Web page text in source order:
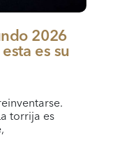
2026
es su
torrija es